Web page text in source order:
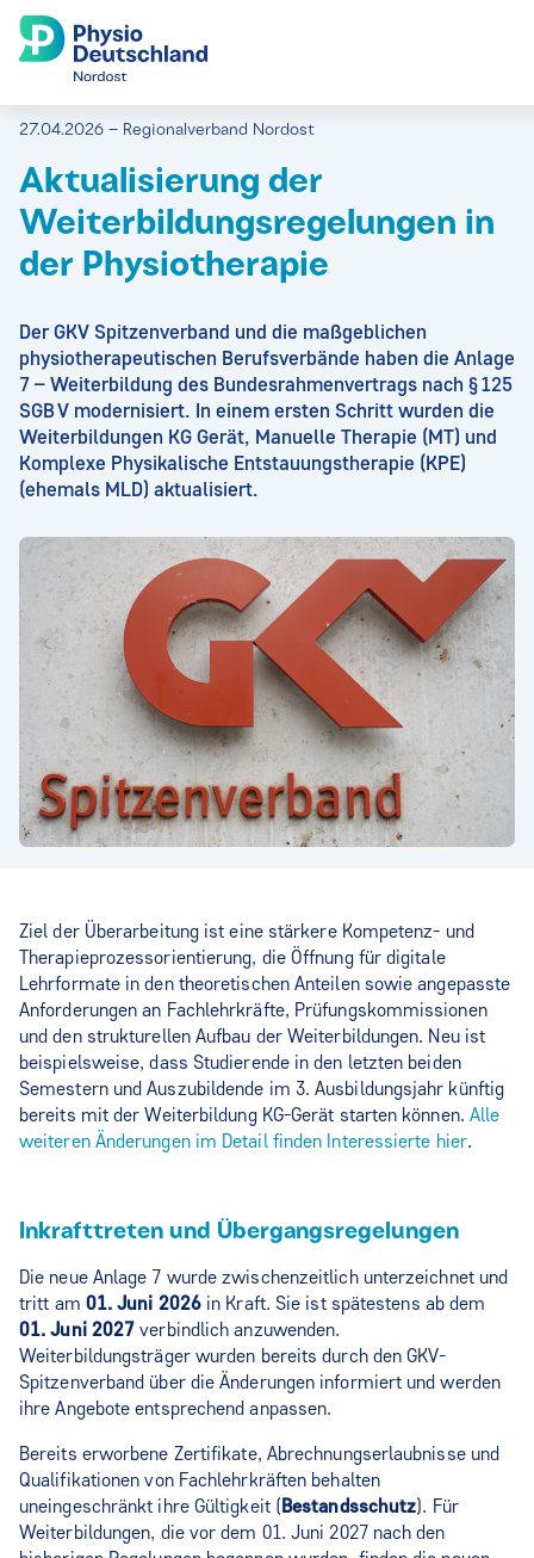
27.04.2026 – Regionalverband Nordost
Aktualisierung der
Weiterbildungsregelungen in
der Physiotherapie
Der GKV Spitzenverband und die maßgeblichen
physiotherapeutischen Berufsverbände haben die Anlage
7 – Weiterbildung des Bundesrahmenvertrags nach § 125
SGB V modernisiert. In einem ersten Schritt wurden die
Weiterbildungen KG Gerät, Manuelle Therapie (MT) und
Komplexe Physikalische Entstauungstherapie (KPE)
(ehemals MLD) aktualisiert.
Ziel der Überarbeitung ist eine stärkere Kompetenz- und
Therapieprozessorientierung, die Öffnung für digitale
Lehrformate in den theoretischen Anteilen sowie angepasste
Anforderungen an Fachlehrkräfte, Prüfungskommissionen
und den strukturellen Aufbau der Weiterbildungen. Neu ist
beispielsweise, dass Studierende in den letzten beiden
Semestern und Auszubildende im 3. Ausbildungsjahr künftig
bereits mit der Weiterbildung KG-Gerät starten können. Alle
weiteren Änderungen im Detail finden Interessierte hier.
Inkrafttreten und Übergangsregelungen
Die neue Anlage 7 wurde zwischenzeitlich unterzeichnet und
tritt am 01. Juni 2026in Kraft. Sie ist spätestens ab dem
01. Juni 2027 verbindlich anzuwenden.
Weiterbildungsträger wurden bereits durch den GKV-
Spitzenverband über die Änderungen informiert und werden
ihre Angebote entsprechend anpassen.
Bereits erworbene Zertifikate, Abrechnungserlaubnisse und
Qualifikationen von Fachlehrkräften behalten
uneingeschränkt ihre Gültigkeit (Bestandsschutz). Für
Weiterbildungen, die vor dem 01. Juni 2027 nach den